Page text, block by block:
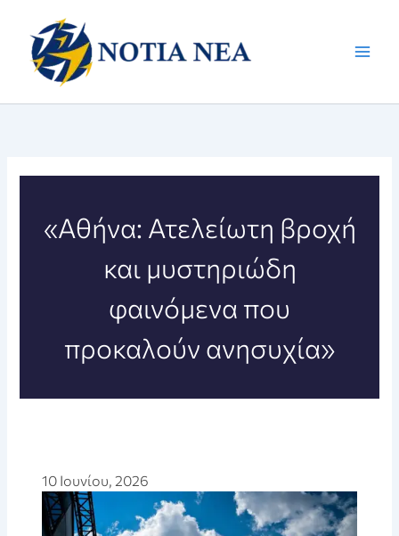
περιεχόμενο
«Αθήνα: Ατελείωτη βροχή
και μυστηριώδη
φαινόμενα που
προκαλούν ανησυχία»
10 Ιουνίου, 2026